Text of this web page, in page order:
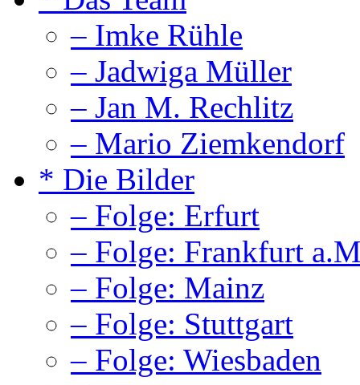
– Imke Rühle
– Jadwiga Müller
– Jan M. Rechlitz
– Mario Ziemkendorf
* Die Bilder
– Folge: Erfurt
– Folge: Frankfurt
– Folge: Mainz
– Folge: Stuttgart
– Folge: Wiesbaden